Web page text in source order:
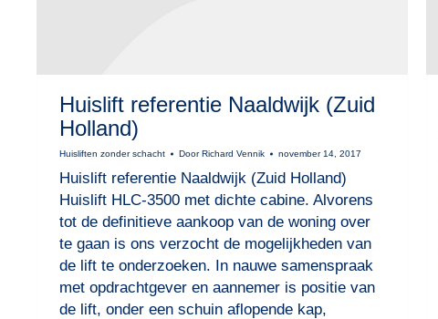
Huislift referentie Naaldwijk (Zuid
Holland)
Huisliften zonder schacht DoorRichard Vennik november 14, 2017
Huislift referentie Naaldwijk (Zuid Holland)
Huislift HLC-3500 met dichte cabine. Alvorens
tot de definitieve aankoop van de woning over
te gaan is ons verzocht de mogelijkheden van
de lift te onderzoeken. In nauwe samenspraak
met opdrachtgever en aannemer is positie van
de lift, onder een schuin aflopende kap,